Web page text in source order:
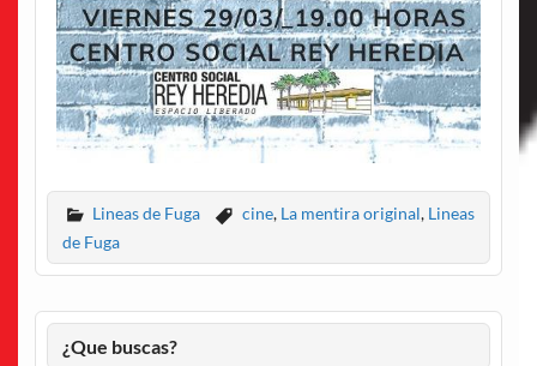
Lineas de Fuga cine, La mentira original, Lineas
de Fuga
¿Que buscas?